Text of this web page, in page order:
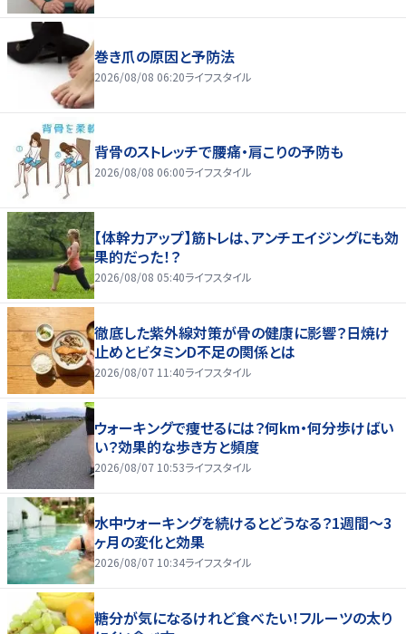
巻き爪の原因と予防法
2026/08/08 06:20ライフスタイル
背骨のストレッチで腰痛・肩こりの予防も
2026/08/08 06:00ライフスタイル
【体幹力アップ】筋トレは、アンチエイジングにも効
果的だった！？
2026/08/08 05:40ライフスタイル
徹底した紫外線対策が骨の健康に影響？日焼け
止めとビタミンD不足の関係とは
2026/08/07 11:40ライフスタイル
ウォーキングで痩せるには？何km・何分歩けばい
い？効果的な歩き方と頻度
2026/08/07 10:53ライフスタイル
水中ウォーキングを続けるとどうなる？1週間～3
ヶ月の変化と効果
2026/08/07 10:34ライフスタイル
糖分が気になるけれど食べたい！フルーツの太り